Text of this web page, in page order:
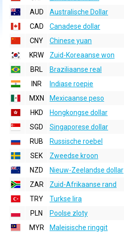
AUD
Australische Dollar
CAD
Canadese dollar
CNY
Chinese yuan
KRW
Zuid-Koreaanse won
BRL
Braziliaanse real
INR
Indiase roepie
MXN
Mexicaanse peso
HKD
Hongkongse dollar
SGD
Singaporese dollar
RUB
Russische roebel
SEK
Zweedse kroon
NZD
Nieuw-Zeelandse dollar
ZAR
Zuid-Afrikaanse rand
TRY
Turkse lira
PLN
Poolse zloty
MYR
Maleisische ringgit